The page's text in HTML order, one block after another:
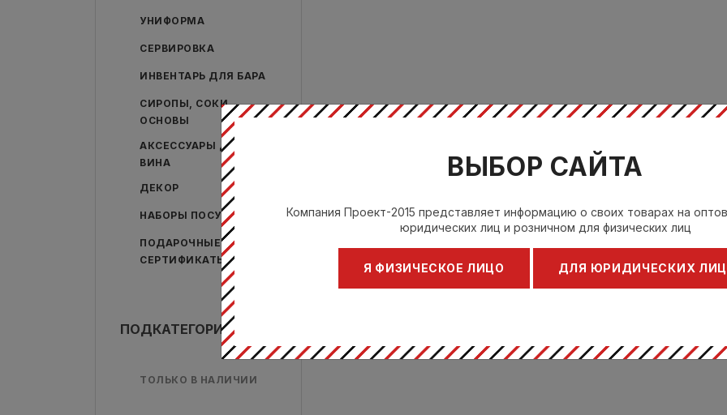
УНИФОРМА
СЕРВИРОВКА
ИНВЕНТАРЬ ДЛЯ БАРА
СИРОПЫ, СОКИ,
ОСНОВЫ
АКСЕССУАРЫ ДЛЯ
ВИНА
ДЕКОР
НАБОРЫ ПОСУДЫ
ПОДАРОЧНЫЕ
СЕРТИФИКАТЫ
ПОДКАТЕГОРИИ
ТОЛЬКО В НАЛИЧИИ
ВЫБОР САЙТА
Компания Проект-2015 представляет информацию о своих товарах на
юридических лиц и розничном для физических лиц
Я ФИЗИЧЕСКОЕ ЛИЦО ДЛЯ ЮРИДИЧЕСКИХ ЛИЦ